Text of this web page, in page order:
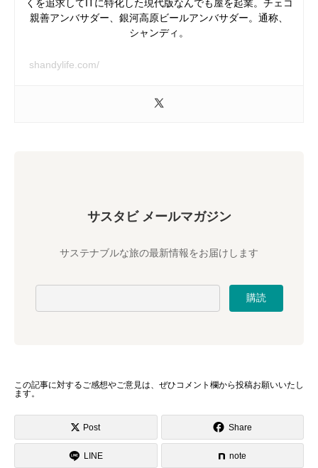
くを追求してITに特化した現代版なんでも屋を起業。チェコ
親善アンバサダー、銀河高原ビールアンバサダー。通称、
シャンディ。
shandylife.com/
サスタビ メールマガジン
サステナブルな旅の最新情報をお届けします
この記事に対するご感想やご意見は、ぜひコメント欄から投稿お願いいたし
ます。
Post Share
LINE note